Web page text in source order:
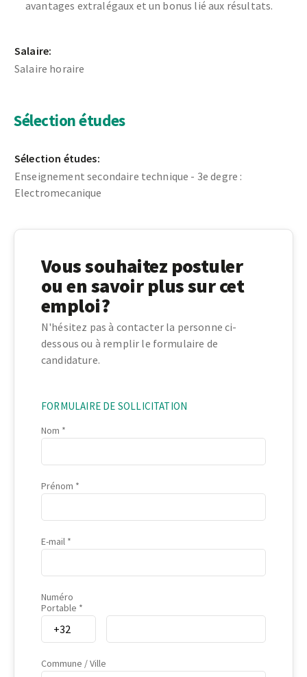
avantages extralégaux et un bonus lié aux résultats.
Salaire:
Salaire horaire
Sélection études
Sélection études:
Enseignement secondaire technique - 3e degre :
Electromecanique
Vous souhaitez postuler
ou en savoir plus sur cet
emploi?
N'hésitez pas à contacter la personne ci-
dessous ou à remplir le formulaire de
candidature.
FORMULAIRE DE SOLLICITATION
Nom
Prénom
E-mail
Numéro
Portable
Cell Phone
Commune / Ville